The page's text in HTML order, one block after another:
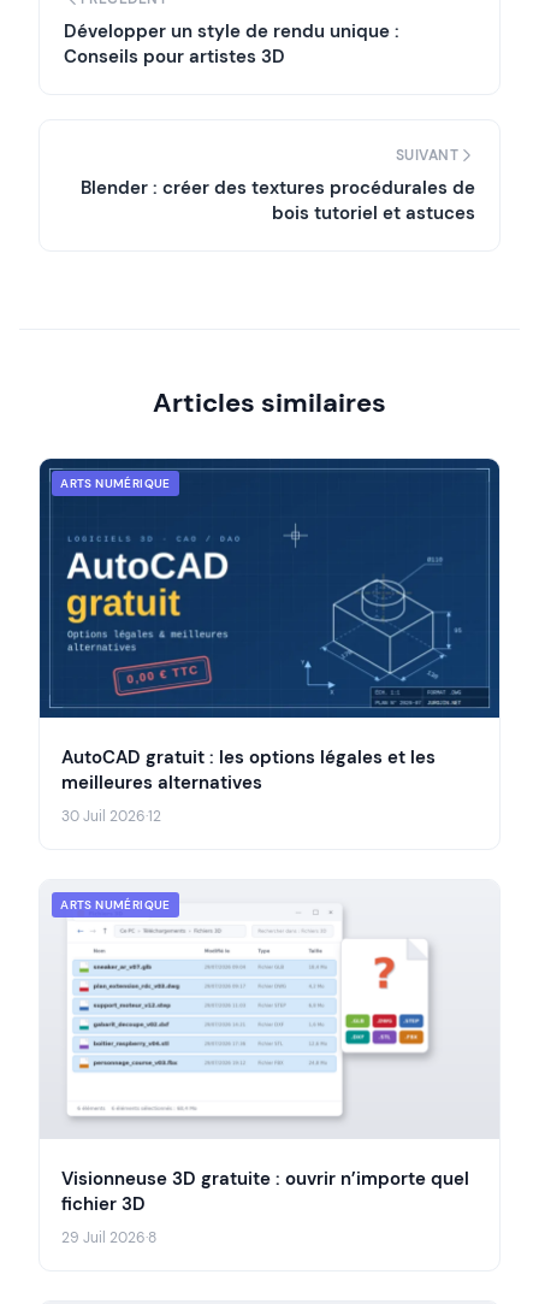
Développer un style de rendu unique :
Conseils pour artistes 3D
SUIVANT
Blender : créer des textures procédurales de
bois tutoriel et astuces
Articles similaires
ARTS NUMÉRIQUE
AutoCAD gratuit : les options légales et les
meilleures alternatives
30 Juil 2026·12
ARTS NUMÉRIQUE
Visionneuse 3D gratuite : ouvrir n’importe quel
fichier 3D
29 Juil 2026·8